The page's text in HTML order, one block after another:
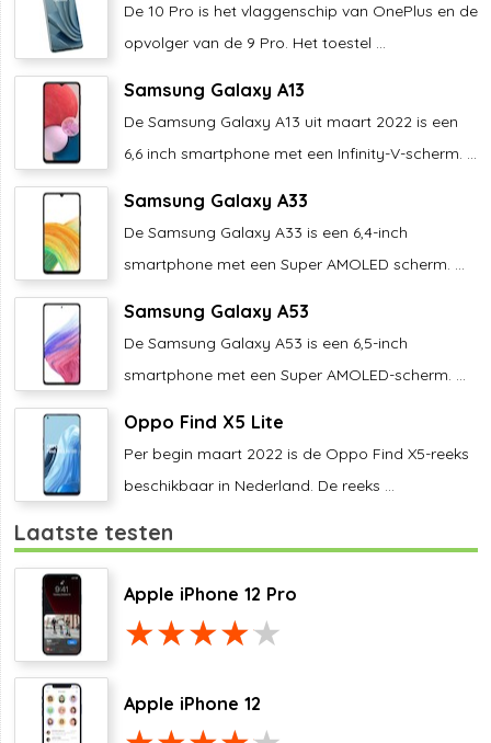
De 10 Pro is het vlaggenschip van OnePlus en de
opvolger van de 9 Pro. Het toestel ...
Samsung Galaxy A13
De Samsung Galaxy A13 uit maart 2022 is een
6,6 inch smartphone met een Infinity-V-scherm. ...
Samsung Galaxy A33
De Samsung Galaxy A33 is een 6,4-inch
smartphone met een Super AMOLED scherm. ...
Samsung Galaxy A53
De Samsung Galaxy A53 is een 6,5-inch
smartphone met een Super AMOLED-scherm. ...
Oppo Find X5 Lite
Per begin maart 2022 is de Oppo Find X5-reeks
beschikbaar in Nederland. De reeks ...
Laatste testen
Apple iPhone 12 Pro
Apple iPhone 12